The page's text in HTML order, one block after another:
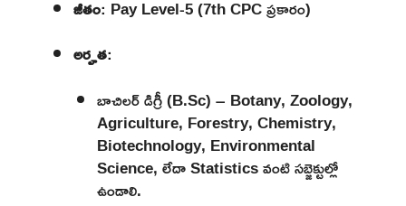
జీతం: Pay Level-5 (7th CPC ప్రకారం)
అర్హత:
బాచిలర్ డిగ్రీ (B.Sc) – Botany, Zoology,
Agriculture, Forestry, Chemistry,
Biotechnology, Environmental
Science, లేదా Statistics వంటి సబ్జెక్టుల్లో
ఉండాలి.